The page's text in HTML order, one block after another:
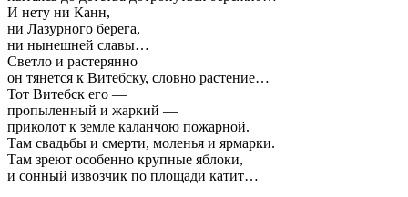
И нету ни Канн,
ни Лазурного берега,
ни нынешней славы…
Светло и растерянно
он тянется к Витебску, словно растение…
Тот Витебск его —
пропыленный и жаркий —
приколот к земле каланчою пожарной.
Там свадьбы и смерти, моленья и ярмарки.
Там зреют особенно крупные яблоки,
и сонный извозчик по площади катит…